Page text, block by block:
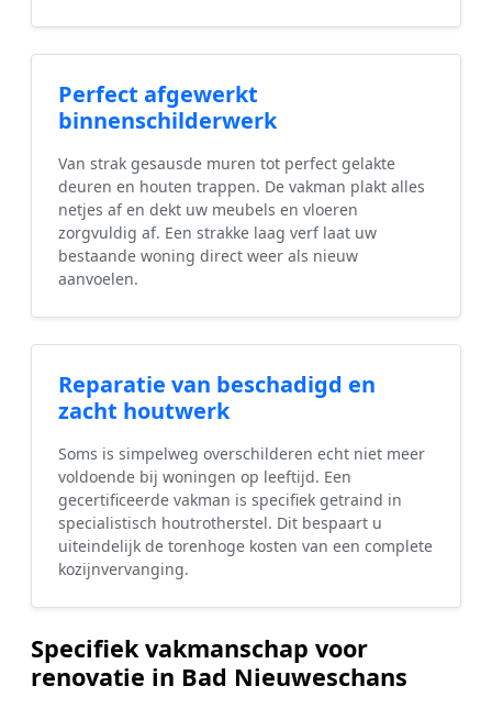
Perfect afgewerkt
binnenschilderwerk
Van strak gesausde muren tot perfect gelakte
deuren en houten trappen. De vakman plakt alles
netjes af en dekt uw meubels en vloeren
zorgvuldig af. Een strakke laag verf laat uw
bestaande woning direct weer als nieuw
aanvoelen.
Reparatie van beschadigd en
zacht houtwerk
Soms is simpelweg overschilderen echt niet meer
voldoende bij woningen op leeftijd. Een
gecertificeerde vakman is specifiek getraind in
specialistisch houtrotherstel. Dit bespaart u
uiteindelijk de torenhoge kosten van een complete
kozijnvervanging.
Specifiek vakmanschap voor
renovatie in Bad Nieuweschans